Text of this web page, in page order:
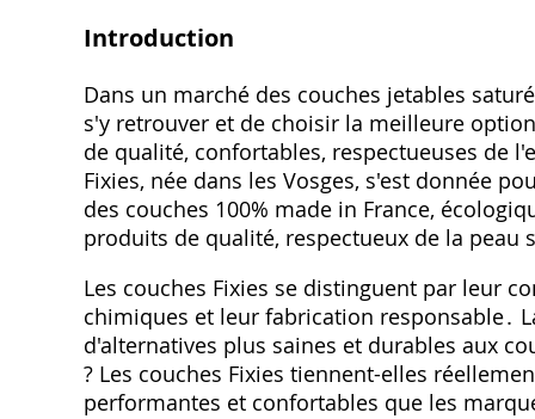
Introduction
Dans un marché des couches jetables
s'y retrouver et de choisir la meilleure
de qualité‚ confortables‚ respectueuses de
Fixies‚ née dans les Vosges‚ s'est donnée
des couches 100% made in France‚
produits de qualité‚ respectueux de la
Les couches Fixies se distinguent par leur
chimiques et leur fabrication responsable․
d'alternatives plus saines et durables aux
? Les couches Fixies tiennent-elles
performantes et confortables que les